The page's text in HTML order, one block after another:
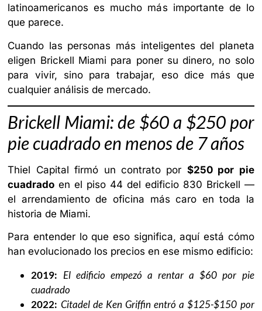
latinoamericanos es mucho más importante de lo
que parece.
Cuando las personas más inteligentes del planeta
eligen Brickell Miami para poner su dinero, no solo
para vivir, sino para trabajar, eso dice más que
cualquier análisis de mercado.
Brickell Miami: de $60 a $250 por
pie cuadrado en menos de 7 años
Thiel Capital firmó un contrato por $250 por pie
cuadrado en el piso 44 del edificio 830 Brickell —
el arrendamiento de oficina más caro en toda la
historia de Miami.
Para entender lo que eso significa, aquí está cómo
han evolucionado los precios en ese mismo edificio:
2019: El edificio empezó a rentar a $60 por pie
cuadrado
2022: Citadel de Ken Griffin entró a $125-$150 por